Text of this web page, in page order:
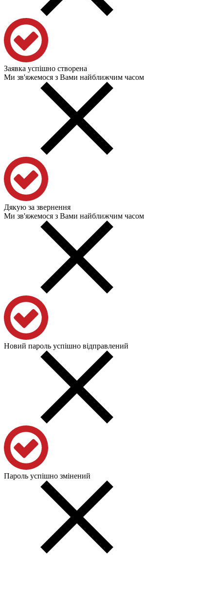
Заявка успішно створена
Ми зв'яжемося з Вами найближчим часом
Дякую за звернення
Ми зв'яжемося з Вами найближчим часом
Новий пароль успішно відправлений
Пароль успішно змінений